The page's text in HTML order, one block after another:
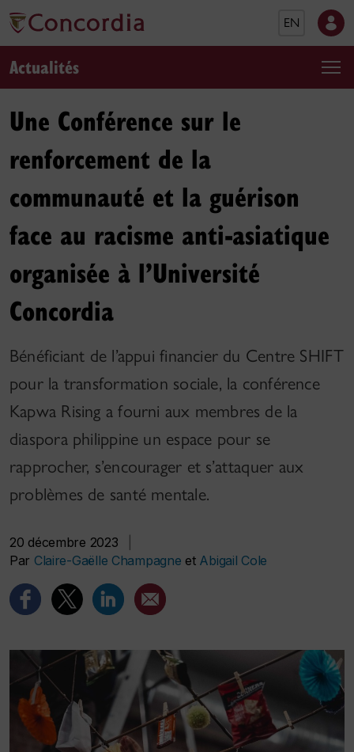
EN
Actualités
Une Conférence sur le
renforcement de la
communauté et la guérison
face au racisme anti-asiatique
organisée à l’Université
Concordia
Bénéficiant de l’appui financier du Centre SHIFT
pour la transformation sociale, la conférence
Kapwa Rising a fourni aux membres de la
diaspora philippine un espace pour se
rapprocher, s’encourager et s’attaquer aux
problèmes de santé mentale.
20 décembre 2023
Par Claire-Gaëlle Champagne et Abigail Cole